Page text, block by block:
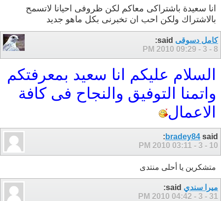
انا سعيدة باشتراكى معاكم لكن ظروفى احيانا لاتسمح
بالاشتراك ولكن احب ان تخبرنى بكل ماهو جديد
كامل دسوقى
8 - 3 - 2010
09:29 PM
السلام عليكم انا سعيد بمعرفتكم
واتمنا التوفيق والنجاح فى كافة
الاعمال
bradey84 said:
10 - 3 - 2010
03:11 PM
متشكرين يا أحلى منتدى
ميرا سندي
31 - 3 - 2010
04:42 PM